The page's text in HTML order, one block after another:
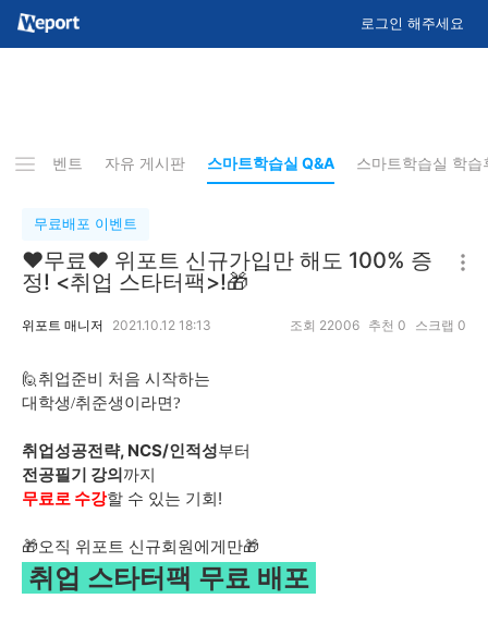
로그인 해주세요
포 이벤트 자유 게시판 스마트학습실 Q&A 스마트학습실 학습
무료배포 이벤트
❤무료❤ 위포트 신규가입만 해도 100% 증
정! <취업 스타터팩>!🎁
위포트 매니저 2021.10.12 18:13 조회 22006 추천 0 스크랩 0
🙋‍취업준비 처음 시작하는
대학생/취준생이라면?
취업성공전략, NCS/인적성부터
전공필기 강의까지
무료로 수강할 수 있는 기회!
🎁오직 위포트 신규회원에게만🎁
취업 스타터팩 무료 배포